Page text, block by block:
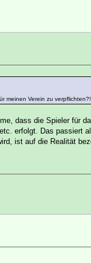
meinen Verein zu
dass die Spieler für
erfolgt. Das passiert
ist auf die Realität